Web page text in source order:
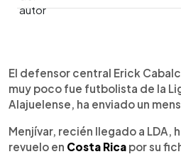
Escuchar artículo
El defensor central Erick
muy poco fue futbolista de la
Alajuelense, ha enviado un
Menjívar, recién llegado a LDA,
revuelo en Costa Rica por su